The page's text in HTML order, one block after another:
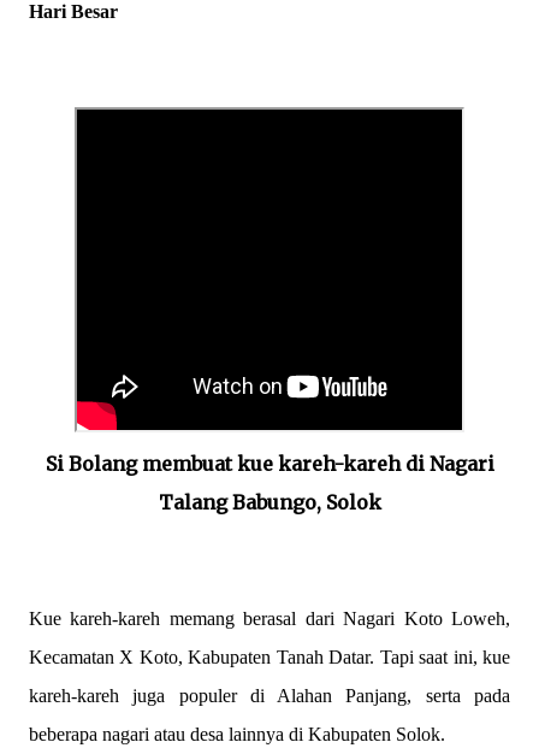
Hari Besar
Si Bolang membuat kue kareh-kareh di Nagari
Talang Babungo, Solok
Kue kareh-kareh memang berasal dari Nagari Koto Loweh,
Kecamatan X Koto, Kabupaten Tanah Datar. Tapi saat ini, kue
kareh-kareh juga populer di Alahan Panjang, serta pada
beberapa nagari atau desa lainnya di Kabupaten Solok.